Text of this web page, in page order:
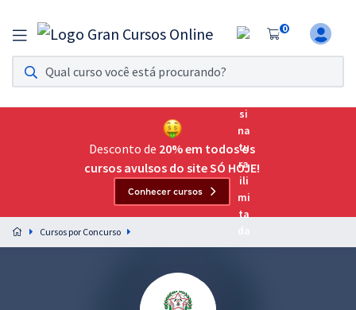
0
Assinatura Ilimitada 11
Acesso a todos os cursos. Teste grátis por 7 dias!
Assinatura OAB Até Passar
Acesso ilimitado a toda preparação para o Exame da
Preparação completa e intensiva para as principais
residências em saúde do Brasil
Desconto de 20% em todos os
cursos avulsos do site SÓ HOJE!
Conhecer cursos
Cursos por Concurso